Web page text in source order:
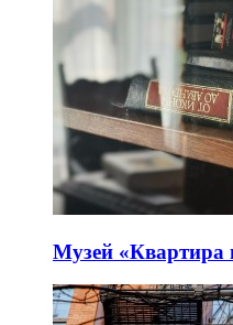
Музей «Квартира